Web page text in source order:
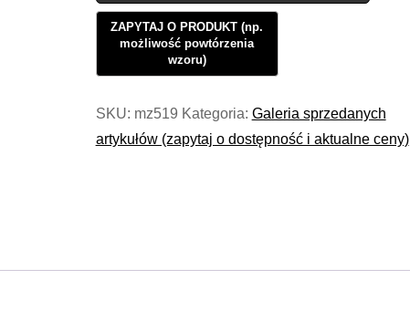
SKU: mz519 Kategoria: Galeria sprzedanych
artykułów (zapytaj o dostępność i aktualne ceny)